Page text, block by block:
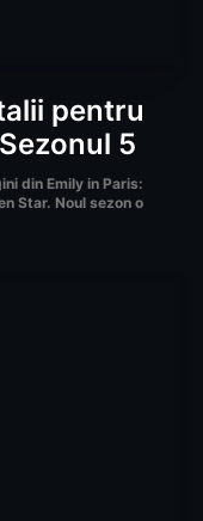
pentru
5
din Emily in Paris:
Star. Noul sezon o